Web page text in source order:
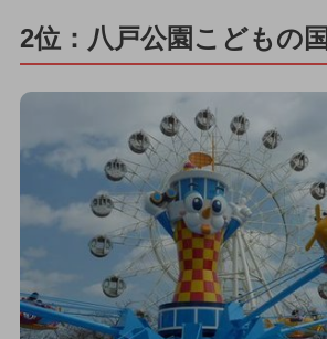
2位：八戸公園こどもの国